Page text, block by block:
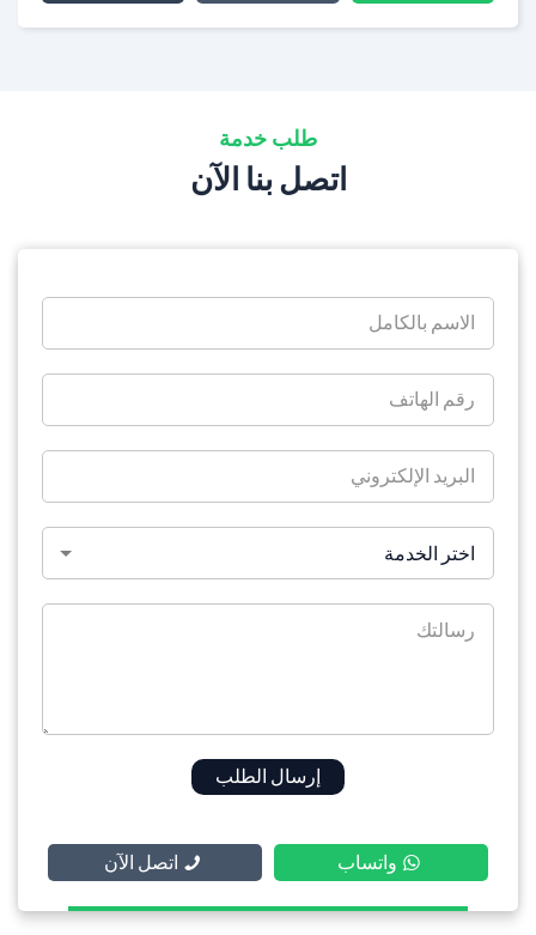
طلب خدمة
اتصل بنا الآن
واتساب اتصل الآن